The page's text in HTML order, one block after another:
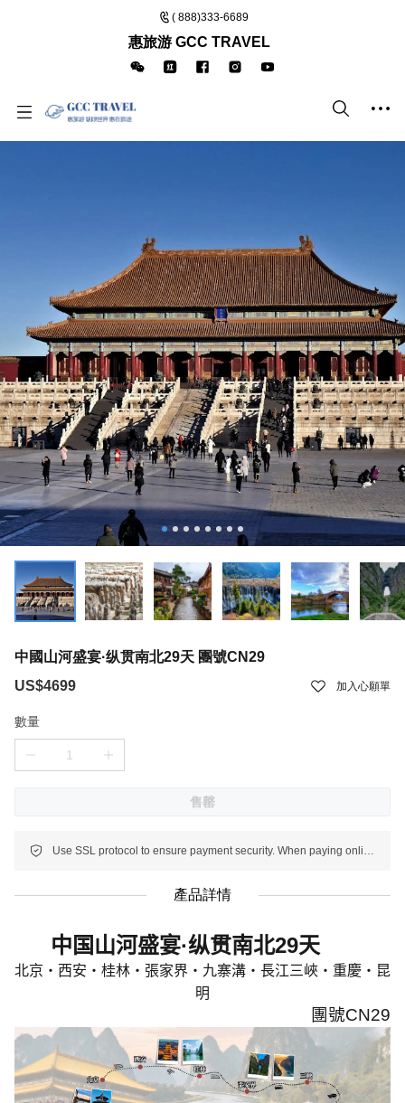
( 888)333-6689
惠旅游 GCC TRAVEL
中國山河盛宴·纵贯南北29天 團號CN29
US$4699
加入心願單
數量
售罄
Use SSL protocol to ensure payment security. When paying online, your payment information is protected.
產品詳情
中国山河盛宴·纵贯南北29天
北京・西安・桂林・張家界・九寨溝・長江三峽・重慶・昆
明
團號CN29